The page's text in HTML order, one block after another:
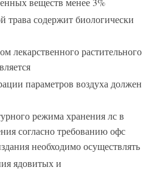
трава содержит биологически
лекарственного растительного
параметров воздуха должен
режима хранения лс в
согласно требованию офс
необходимо осуществлять
ядовитых и